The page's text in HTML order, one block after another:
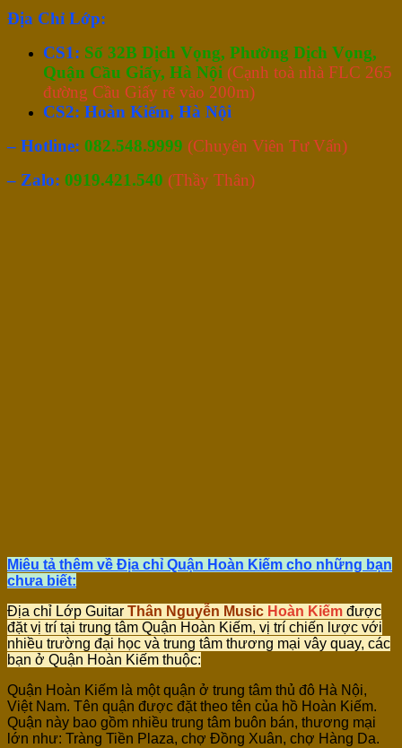
Địa Chỉ Lớp:
CS1: Số 32B Dịch Vọng, Phường Dịch Vọng,
Quận Cầu Giấy, Hà Nội (Cạnh toà nhà FLC 265
đường Cầu Giấy rẽ vào 200m)
CS2: Hoàn Kiếm, Hà Nội
– Hotline: 082.548.9999 (Chuyên Viên Tư Vấn)
– Zalo: 0919.421.540 (Thầy Thân)
Miêu tả thêm về Địa chỉ Quận Hoàn Kiếm cho những bạn
chưa biết:
Địa chỉ Lớp Guitar Thân Nguyễn Music Hoàn Kiếm được
đặt vị trí tại trung tâm Quận Hoàn Kiếm, vị trí chiến lược với
nhiều trường đại học và trung tâm thương mại vây quay, các
bạn ở Quận Hoàn Kiếm thuộc:
Quận Hoàn Kiếm là một quận ở trung tâm thủ đô Hà Nội,
Việt Nam. Tên quận được đặt theo tên của hồ Hoàn Kiếm.
Quận này bao gồm nhiều trung tâm buôn bán, thương mại
lớn như: Tràng Tiền Plaza, chợ Đồng Xuân, chợ Hàng Da.